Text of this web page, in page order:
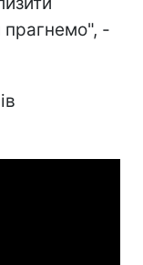
прагнемо", -